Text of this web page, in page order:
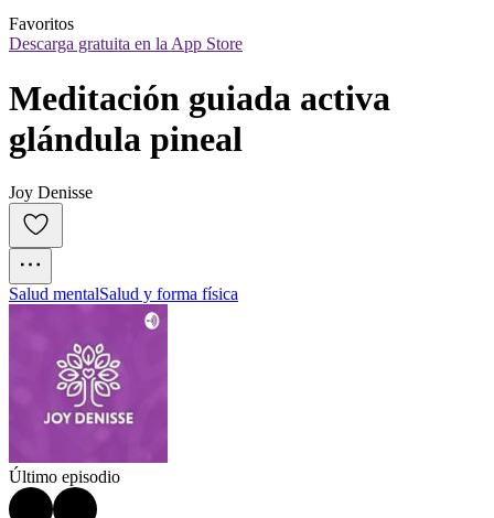
Favoritos
Descarga gratuita en la App Store
Meditación guiada activa
glándula pineal
Joy Denisse
Salud mentalSalud y forma física
Último episodio